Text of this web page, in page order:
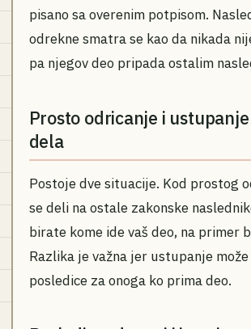
pisano sa overenim potpisom.
odrekne smatra se kao da nikada
pa njegov deo pripada ostalim
Prosto odricanje i
dela
Postoje dve situacije. Kod prostog
se deli na ostale zakonske
birate kome ide vaš deo, na primer
Razlika je važna jer ustupanje
posledice za onoga ko prima deo.